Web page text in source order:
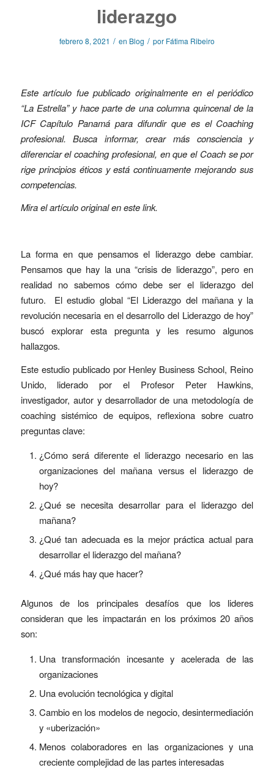
liderazgo
febrero 8, 2021 / en Blog / por Fátima Ribeiro
Este artículo fue publicado originalmente en el periódico
“La Estrella” y hace parte de una columna quincenal de la
ICF Capítulo Panamá para difundir que es el Coaching
profesional. Busca informar, crear más consciencia y
diferenciar el coaching profesional, en que el Coach se por
rige principios éticos y está continuamente mejorando sus
competencias.
Mira el artículo original en estelink.
La forma en que pensamos el liderazgo debe cambiar.
Pensamos que hay la una “crisis de liderazgo”, pero en
realidad no sabemos cómo debe ser el liderazgo del
futuro. El estudio global “El Liderazgo del mañana y la
revolución necesaria en el desarrollo del Liderazgo de hoy”
buscó explorar esta pregunta y les resumo algunos
hallazgos.
Este estudio publicado por Henley Business School, Reino
Unido, liderado por el Profesor Peter Hawkins,
investigador, autor y desarrollador de una metodología de
coaching sistémico de equipos, reflexiona sobre cuatro
preguntas clave:
¿Cómo será diferente el liderazgo necesario en las
organizaciones del mañana versus el liderazgo de
hoy?
¿Qué se necesita desarrollar para el liderazgo del
mañana?
¿Qué tan adecuada es la mejor práctica actual para
desarrollar el liderazgo del mañana?
¿Qué más hay que hacer?
Algunos de los principales desafíos que los lideres
consideran que les impactarán en los próximos 20 años
son:
Una transformación incesante y acelerada de las
organizaciones
Una evolución tecnológica y digital
Cambio en los modelos de negocio, desintermediación
y «uberización»
Menos colaboradores en las organizaciones y una
creciente complejidad de las partes interesadas